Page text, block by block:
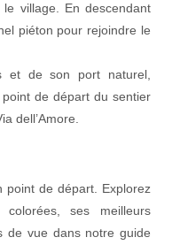
village. En descendant
piéton pour rejoindre le
et de son port naturel,
de départ du sentier
dell’Amore.
point de départ. Explorez
ses meilleurs
de vue dans notre guide